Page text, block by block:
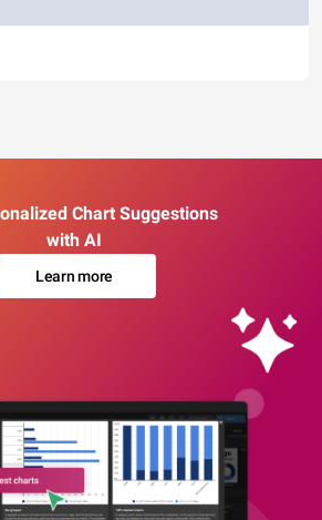
Chart Suggestions
with AI
Learn more